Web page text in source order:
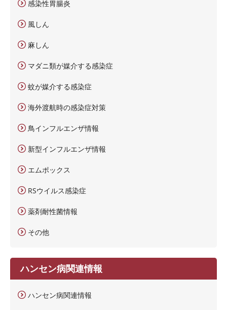
感染性胃腸炎
風しん
麻しん
マダニ類が媒介する感染症
蚊が媒介する感染症
海外渡航時の感染症対策
鳥インフルエンザ情報
新型インフルエンザ情報
エムポックス
RSウイルス感染症
薬剤耐性菌情報
その他
ハンセン病関連情報
ハンセン病関連情報